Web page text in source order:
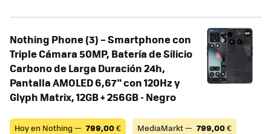
Nothing Phone (3) – Smartphone con
Triple Cámara 50MP, Batería de Silicio
Carbono de Larga Duración 24h,
Pantalla AMOLED 6,67" con 120Hz y
Glyph Matrix, 12GB + 256GB - Negro
Hoy en Nothing — 799,00€ MediaMarkt — 799,00€